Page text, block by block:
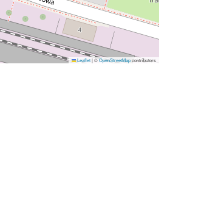
Leaflet|©OpenStreetMapcontributors